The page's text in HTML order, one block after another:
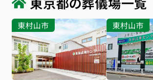
東村山市 東村山市